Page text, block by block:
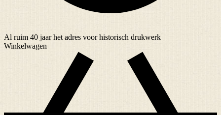
Al ruim 40 jaarhet adres voor historisch drukwerk
Winkelwagen